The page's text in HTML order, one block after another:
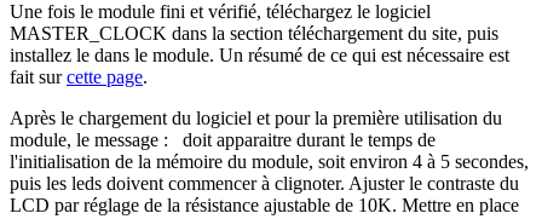
Une fois le module fini et vérifié, téléchargez le logiciel
MASTER_CLOCK dans la section téléchargement du site, puis
installez le dans le module. Un résumé de ce qui est nécessaire est
fait surcette page.
Après le chargement du logiciel et pour la première utilisation du
module, le message :
doit apparaitre durant le temps de
l'initialisation de la mémoire du module, soit environ 4 à 5 secondes,
puis les leds doivent commencer à clignoter. Ajuster le contraste du
LCD par réglage de la résistance ajustable de 10K. Mettre en place